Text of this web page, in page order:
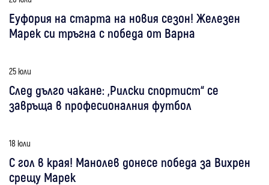
Еуфория на старта на новия сезон! Железен
Марек си тръгна с победа от Варна
25 юли
След дълго чакане: „Рилски спортист“ се
завръща в професионалния футбол
18 юли
С гол в края! Манолев донесе победа за Вихрен
срещу Марек